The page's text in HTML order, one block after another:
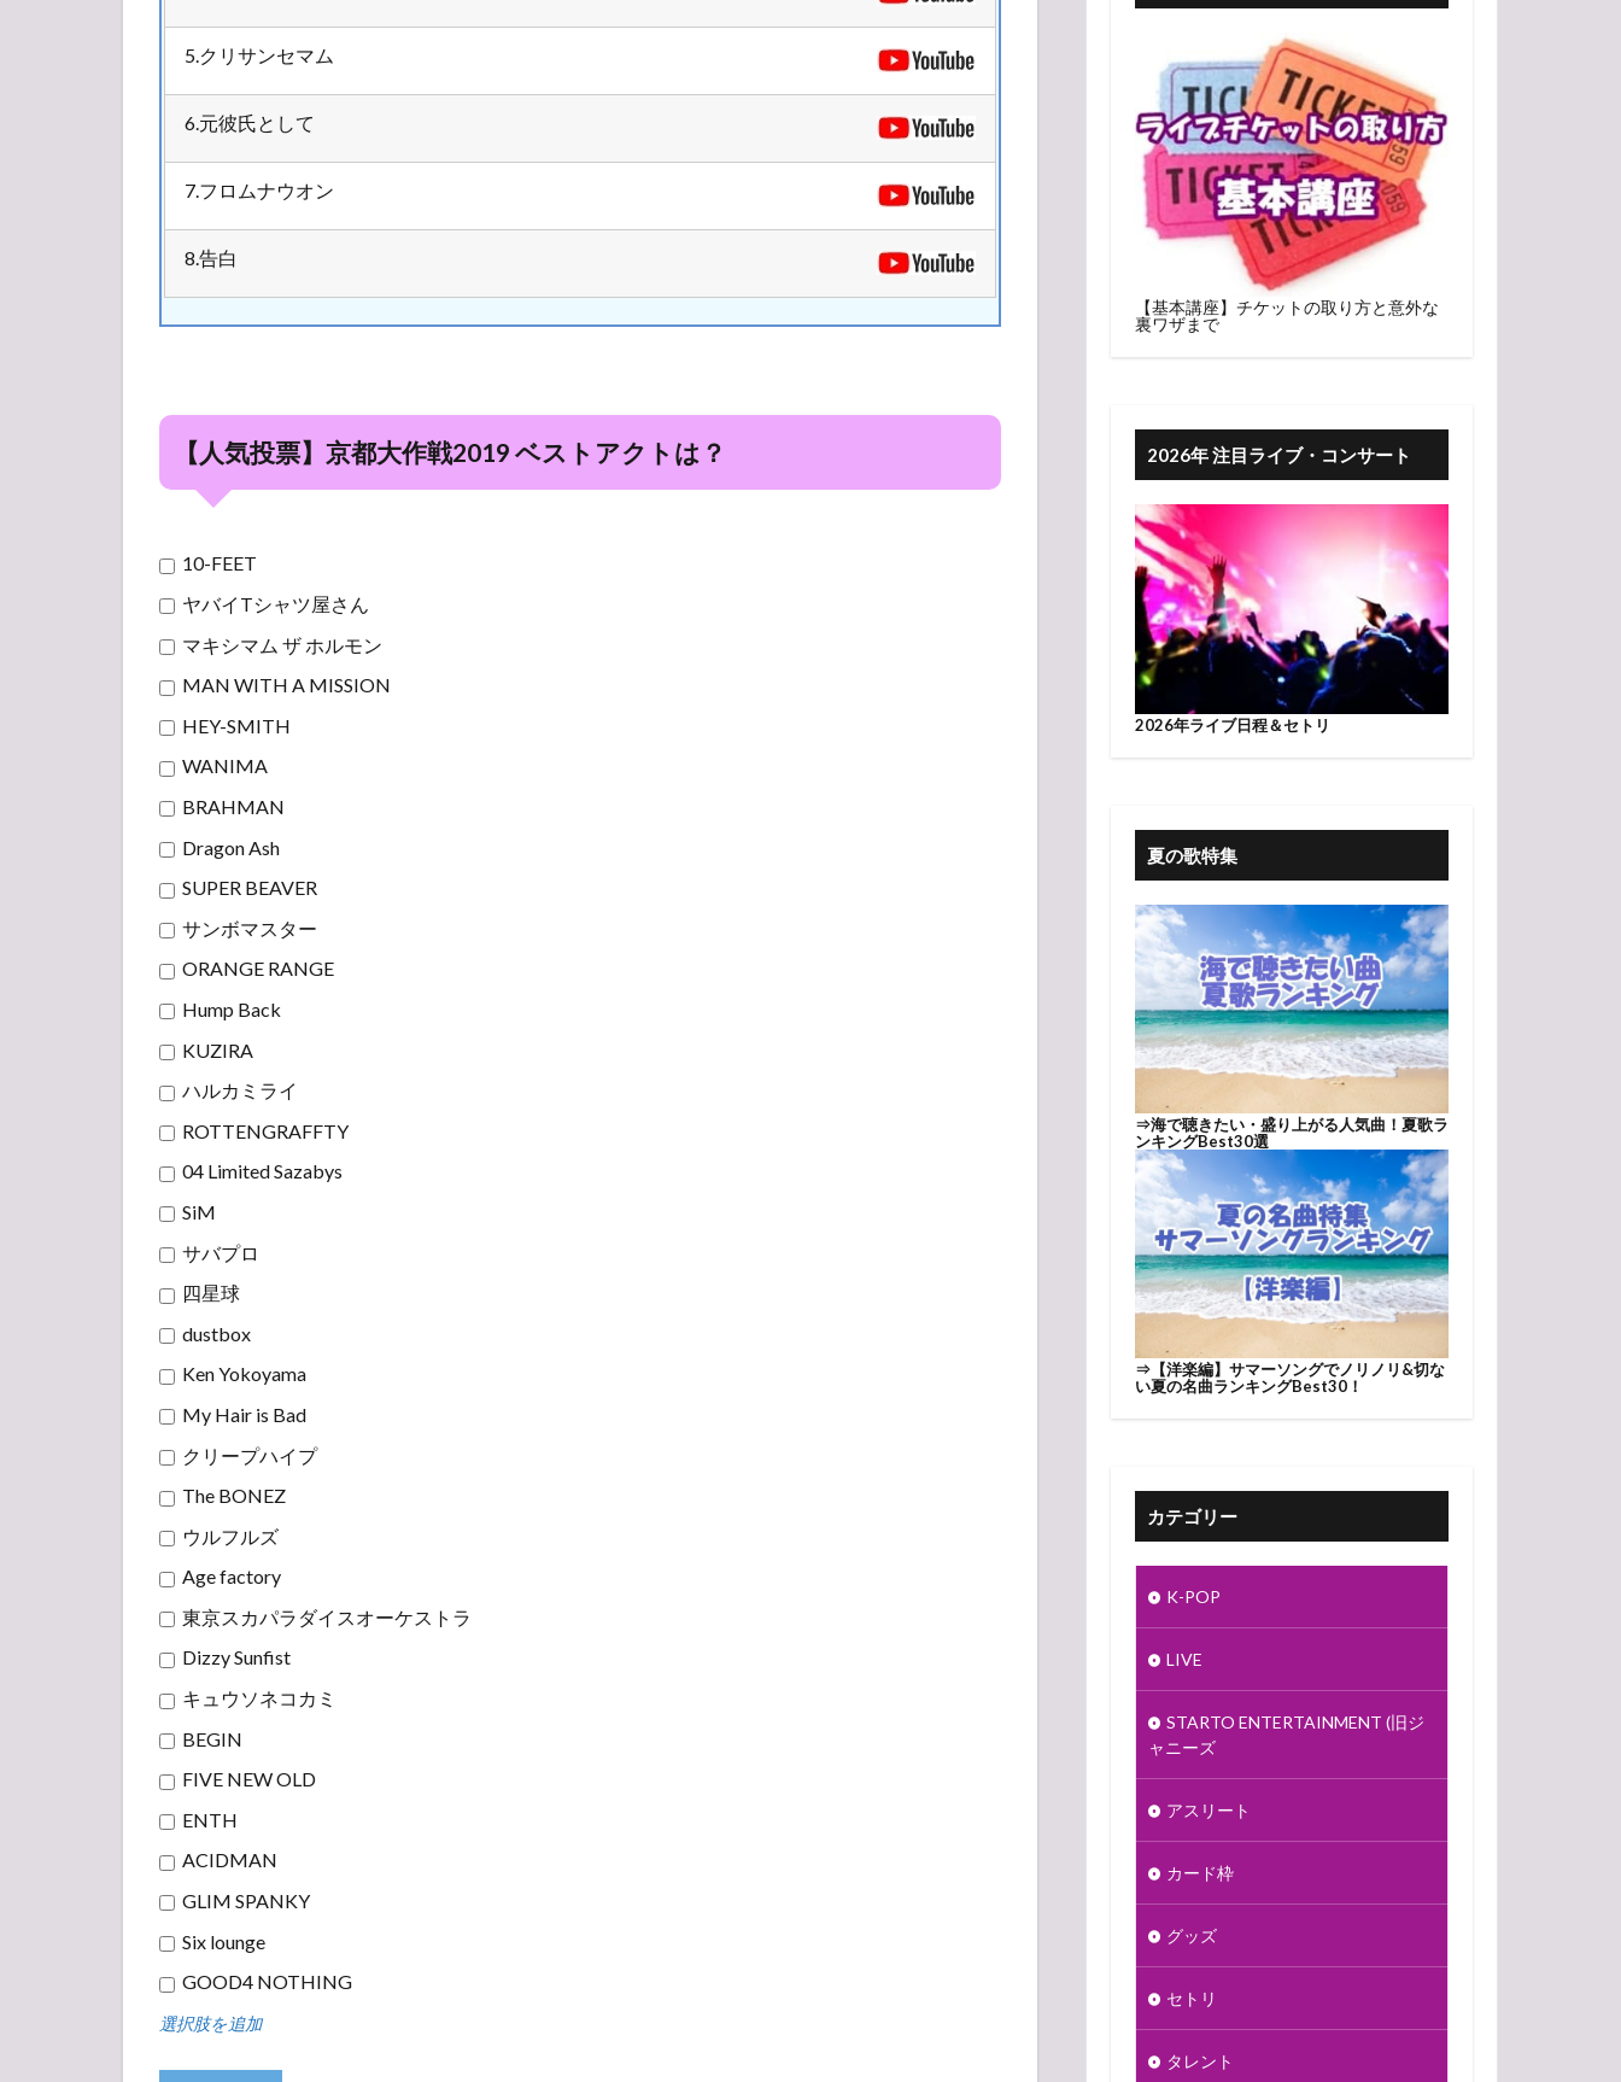
5.クリサンセマム
6.元彼氏として
7.フロムナウオン
8.告白
【人気投票】京都大作戦2019 ベストアクトは？
10-FEET
ヤバイTシャツ屋さん
マキシマム ザ ホルモン
MAN WITH A MISSION
HEY-SMITH
WANIMA
BRAHMAN
Dragon Ash
SUPER BEAVER
サンボマスター
ORANGE RANGE
Hump Back
KUZIRA
ハルカミライ
ROTTENGRAFFTY
04 Limited Sazabys
SiM
サバプロ
四星球
dustbox
Ken Yokoyama
My Hair is Bad
クリープハイプ
The BONEZ
ウルフルズ
Age factory
東京スカパラダイスオーケストラ
Dizzy Sunfist
キュウソネコカミ
BEGIN
FIVE NEW OLD
ENTH
ACIDMAN
GLIM SPANKY
Six lounge
GOOD4 NOTHING
選択肢を追加
【基本講座】チケットの取り方と意外な
裏ワザまで
2026年 注目ライブ・コンサート
2026年ライブ日程＆セトリ
夏の歌特集
⇒海で聴きたい・盛り上がる人気曲！夏歌ラ
ンキングBest30選
⇒ 【洋楽編】サマーソングでノリノリ&切な
い夏の名曲ランキングBest30！
カテゴリー
K-POP
LIVE
STARTO ENTERTAINMENT (旧ジ
ャニーズ
アスリート
カード枠
グッズ
セトリ
タレント